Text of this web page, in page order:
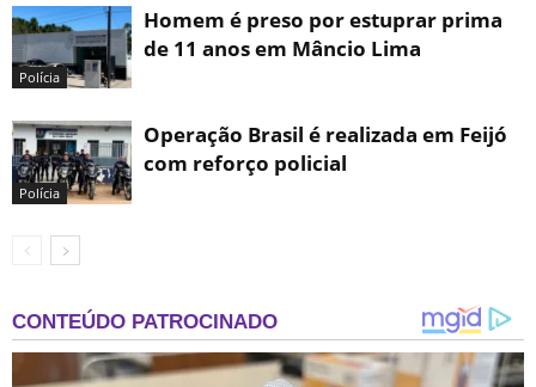
Polícia
Homem é preso por estuprar prima
de 11 anos em Mâncio Lima
Polícia
Operação Brasil é realizada em Feijó
com reforço policial